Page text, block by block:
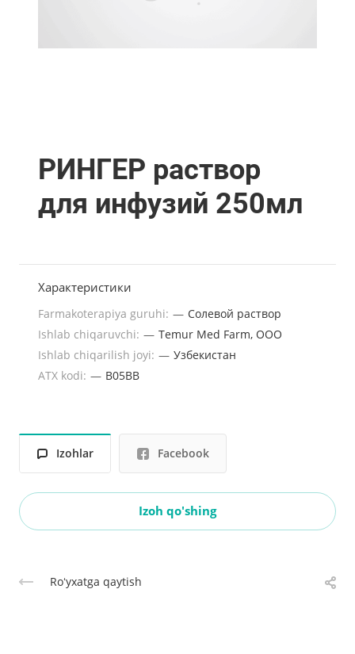
РИНГЕР раствор
для инфузий 250мл
Характеристики
Farmakoterapiya guruhi: — Солевой раствор
Ishlab chiqaruvchi: — Temur Med Farm, OOO
Ishlab chiqarilish joyi: — Узбекистан
ATX kodi: — B05BB
Izohlar Facebook
Izoh qo'shing
Roʻyxatga qaytish